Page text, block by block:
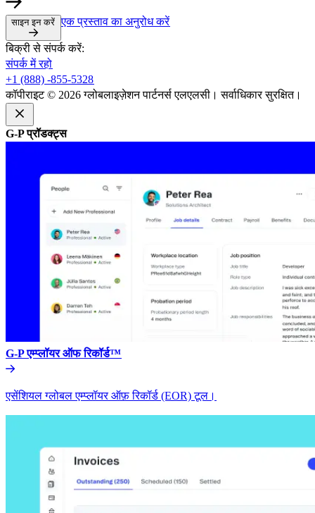
साइन इन करें​​ एक प्रस्ताव का अनुरोध करें​​
बिक्री से संपर्क करें:​​
संपर्क में रहो​​
+1 (888) -855-5328​​
कॉपीराइट © 2026 ग्लोबलाइज़ेशन पार्टनर्स एलएलसी। सर्वाधिकार सुरक्षित।​​
G-P प्रॉडक्ट्स​​
G-P एम्प्लॉयर ऑफ रिकॉर्ड™​​
एसेंशियल ग्लोबल एम्प्लॉयर ऑफ़ रिकॉर्ड (EOR) टूल।​​